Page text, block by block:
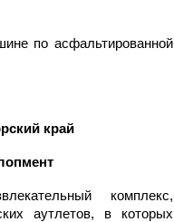
по асфальтированной
край
комплекс,
aутлетов, в которых